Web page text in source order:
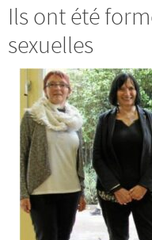
Ils ont été
sexuelles